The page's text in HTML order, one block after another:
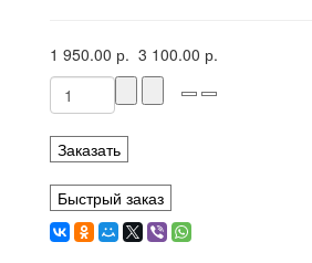
1 950.00 р. 3 100.00 р.
Заказать
Быстрый заказ